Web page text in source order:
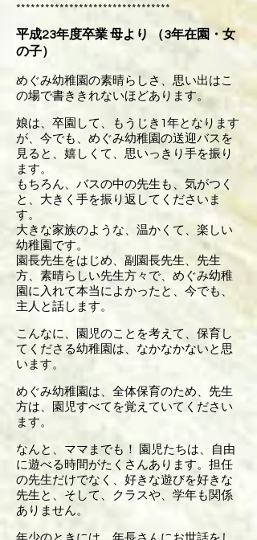
********************************
平成23年度卒業 母より （3年在園・女
の子）
めぐみ幼稚園の素晴らしさ、思い出はこ
の場で書ききれないほどあります。
娘は、卒園して、もうじき1年となります
が、今でも、めぐみ幼稚園の送迎バスを
見ると、嬉しくて、思いっきり手を振り
ます。
もちろん、バスの中の先生も、気がつく
と、大きく手を振り返してくださいま
す。
大きな家族のような、温かくて、楽しい
幼稚園です。
園長先生をはじめ、副園長先生、先生
方、素晴らしい先生方々で、めぐみ幼稚
園に入れて本当によかったと、今でも、
主人と話します。
こんなに、園児のことを考えて、保育し
てくださる幼稚園は、なかなかないと思
います。
めぐみ幼稚園は、全体保育のため、先生
方は、園児すべてを覚えていてください
ます。
なんと、ママまでも！ 園児たちは、自由
に遊べる時間がたくさんあります。担任
の先生だけでなく、好きな遊びを好きな
先生と、そして、クラスや、学年も関係
ありません。